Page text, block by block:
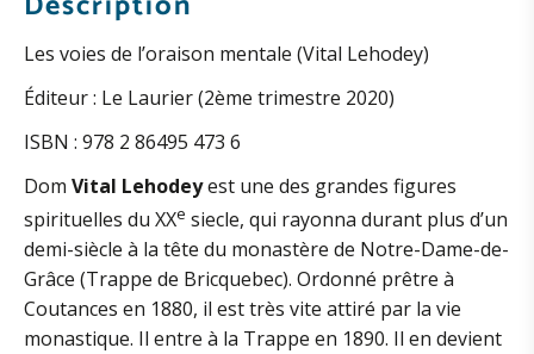
(V.
Lehodey)
Les voies de l’oraison mentale (Vital Lehodey)
Éditeur : Le Laurier (2ème trimestre 2020)
ISBN : 978 2 86495 473 6
Dom Vital Lehodeyest une des grandes figures
spirituelles du XXe siecle, qui rayonna durant plus d’un
demi-siècle à la tête du monastère de Notre-Dame-de-
Grâce (Trappe de Bricquebec). Ordonné prêtre à
Coutances en 1880, il est très vite attiré par la vie
monastique. Il entre à la Trappe en 1890. Il en devient